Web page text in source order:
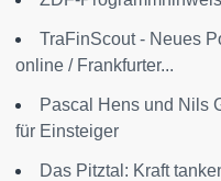
TraFinScout - Neues
online / Frankfurter...
Pascal Hens und Nils
für Einsteiger
Das Pitztal: Kraft